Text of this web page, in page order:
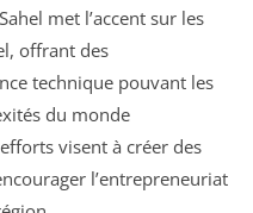
met l’accent sur les
offrant des
technique pouvant les
du monde
visent à créer des
l’entrepreneuriat